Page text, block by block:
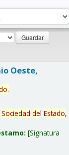
Oeste,
.
Sociedad del Estado,
Signatura